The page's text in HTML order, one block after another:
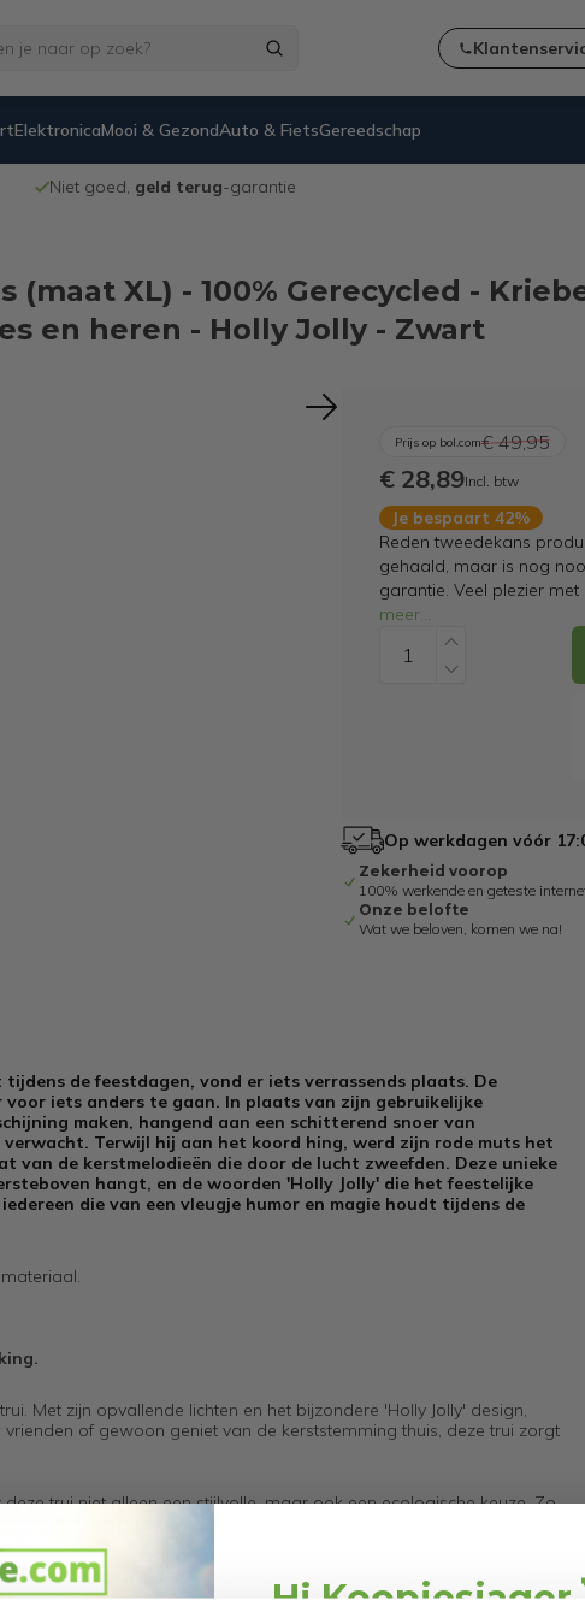
ElektronicaMooi & GezondAuto & FietsGereedschap
Niet goed, geld terug-garantie
XL) - 100% Gerecycled -
en heren - Holly Jolly - Zwart
Prijs op bol.com€ 49,95
€ 28,89Incl. btw
Je bespaart 42%
Reden tweedekans
gehaald, maar is nog
garantie. Veel plezier
meer...
Op werkdagen vóór
Zekerheid voorop
100% werkende en geteste
Onze belofte
Wat we beloven, komen we na!
de feestdagen, vond er iets verrassends plaats. De
iets anders te gaan. In plaats van zijn gebruikelijke
maken, hangend aan een schitterend snoer van
Terwijl hij aan het koord hing, werd zijn rode muts het
de kerstmelodieën die door de lucht zweefden. Deze unieke
hangt, en de woorden 'Holly Jolly' die het feestelijke
die van een vleugje humor en magie houdt tijdens de
Met zijn opvallende lichten en het bijzondere 'Holly Jolly' design,
of gewoon geniet van de kerststemming thuis, deze trui zorgt
trui niet alleen een stijlvolle, maar ook een ecologische keuze. Zo
genieten.
Kersttrui met lichtjes Holly Jolly' wordt geleverd in een feestelijke
te plaatsen. Verwen je dierbaren met dit bijzondere geschenk
Hi Koopjesjager